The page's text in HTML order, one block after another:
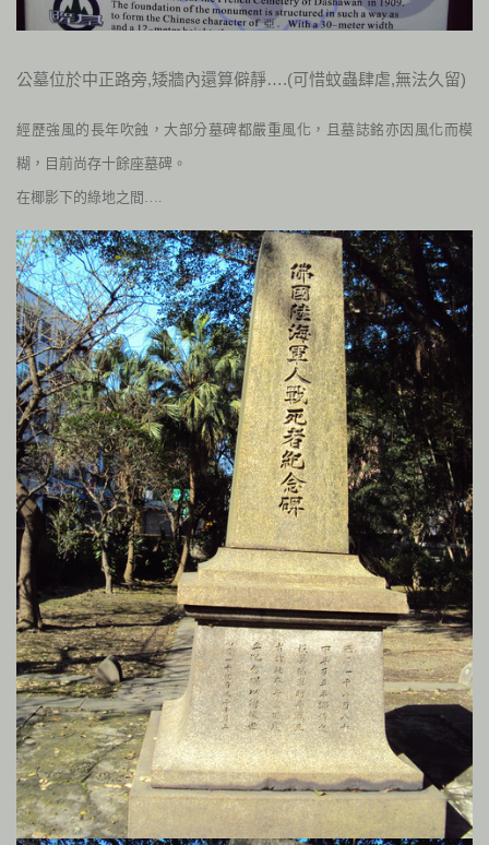
公墓位於中正路旁,矮牆內還算僻靜….(可惜蚊蟲肆虐,無法久留)
經歷強風的長年吹蝕， 大部分墓碑都嚴重風化，且墓誌銘亦因風化而模
糊，目前尚存十餘座墓碑。
在椰影下的綠地之間….